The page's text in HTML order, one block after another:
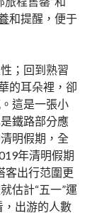
和提醒，便于
；回到熟習
的耳朵裡，卻
這是一張小
鐵路部分應
明假期，全
年清明假期
客出行范圍更
估計“五一”運
出游的人數